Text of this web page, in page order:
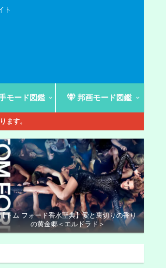
ト
モード図鑑 邦画モード図鑑
ます。
トム フォード香水聖典】愛と裏切りの香り
の黄金郷＜エルドラド＞